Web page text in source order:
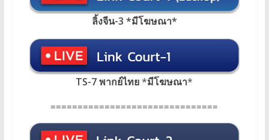
ลิ้งจีน-3 *มีโฆษณา*
TS-7 พากย์ไทย*มีโฆษณา*
===============================